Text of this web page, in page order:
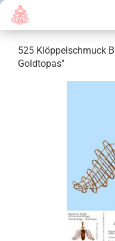
525 Klöppelschmuck
Goldtopas"